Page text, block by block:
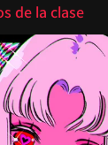
de la clase